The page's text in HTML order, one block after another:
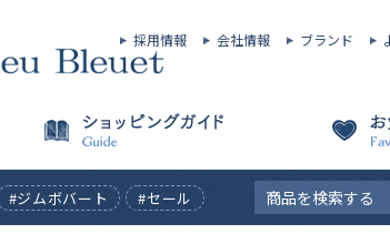
採用情報 会社情報 ブランド
#ジムボバート #セール